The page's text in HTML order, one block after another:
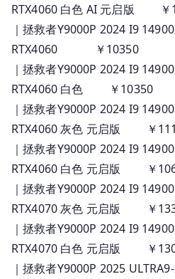
RTX4060 白色 AI 元启版 ￥
｜拯救者Y9000P 2024 I9
RTX4060 ￥10350
｜拯救者Y9000P 2024 I9
RTX4060 白色 ￥10350
｜拯救者Y9000P 2024 I9
RTX4060 灰色 元启版 ￥
｜拯救者Y9000P 2024 I9
RTX4060 白色 元启版 ￥
｜拯救者Y9000P 2024 I9
RTX4070 灰色 元启版 ￥
｜拯救者Y9000P 2024 I9
RTX4070 白色 元启版 ￥
｜拯救者Y9000P 2025